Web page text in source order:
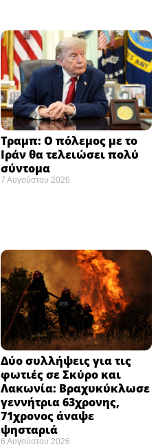
Τραμπ: Ο πόλεμος με το
Ιράν θα τελειώσει πολύ
σύντομα ​
7 Αυγούστου 2026
Δύο συλλήψεις για τις
φωτιές σε Σκύρο και
Λακωνία: Βραχυκύκλωσε
γεννήτρια 63χρονης,
71χρονος άναψε
ψησταριά
6 Αυγούστου 2026